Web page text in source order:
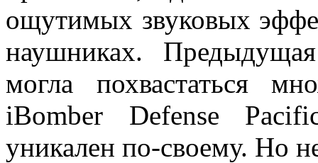
ощутимых звуковых
наушниках.
могла похвастаться
iBomber Defense
уникален по-своему. Но